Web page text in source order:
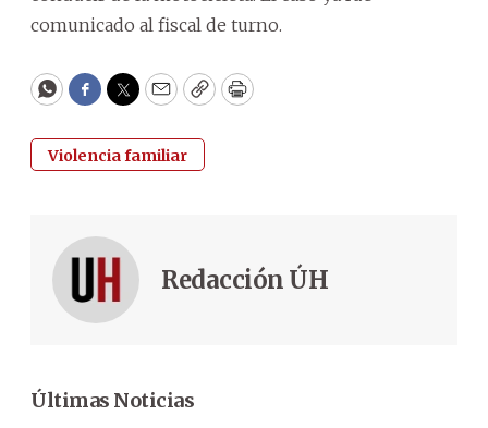
comunicado al fiscal de turno.
WhatsApp
Facebook
Twitter
EmailCopyPrint
Violencia familiar
Redacción ÚH
Últimas Noticias